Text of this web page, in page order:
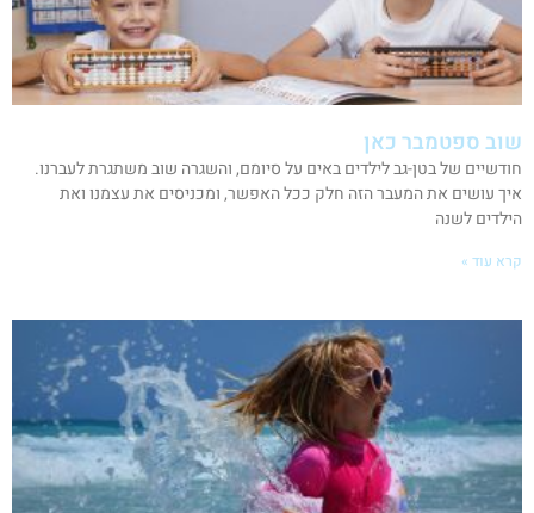
שוב ספטמבר כאן
חודשיים של בטן-גב לילדים באים על סיומם, והשגרה שוב משתגרת לעברנו.
איך עושים את המעבר הזה חלק ככל האפשר, ומכניסים את עצמנו ואת
הילדים לשנה
קרא עוד »